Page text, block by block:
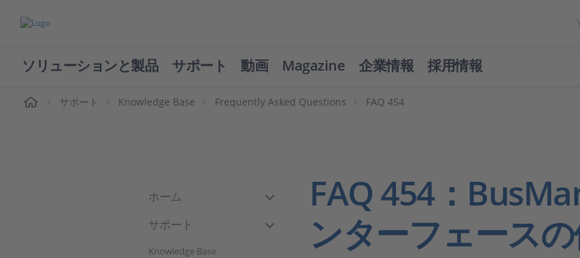
ソリューションと製品 サポート 動画 Magazine 企業情報 採用情報
サポート Knowledge Base Frequently Asked Questions FAQ 454
ホーム
サポート
Knowledge Base
FAQ 454：
ンターフェース